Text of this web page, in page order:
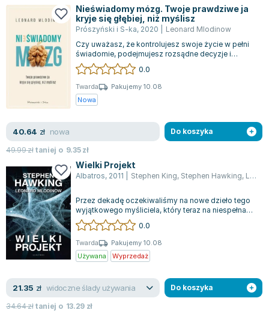
Michael Scott
Piotr Semka
Jarosław Iwaszkiewicz
Joseph Murphy
Jan Sztaudynger
Aleksander Puszkin
Oscar Wilde
Maddie Ziegler
Leszek Czarnecki
Joanna Racewicz
Maria Seweryn
Janina Zającówna
Eric Helms
Anna Prus (oprac.)
Nela Mała Reporterka
Agnieszka Maciąg
Terry Pratchett
Virginia Woolf
Nieświadomy mózg. Twoje prawdziwe ja
kryje się głębiej, niż myślisz
Prószyński i S-ka, 2020
Leonard Mlodinow
Czy uważasz, że kontrolujesz swoje życie w pełni
świadomie, podejmujesz rozsądne decyzje i
starannie budujesz relacje z ludźmi wok...
0.0
Twarda
Pakujemy 10.08
Nowa
40.64 zł nowa
49.99złtaniej o 9.35zł
Do koszyka
Wielki Projekt
Albatros, 2011 Stephen King, Stephen Hawking, Leonard Mlodinow
Przez dekadę oczekiwaliśmy na nowe dzieło tego
wyjątkowego myśliciela, który teraz na niespełna
stu stronach przynosi świeże spojr...
0.0
Twarda
Pakujemy 10.08
Używana
Wyprzedaż
21.35 zł widoczne ślady używania
34.64złtaniej o 13.29 zł
Do koszyka